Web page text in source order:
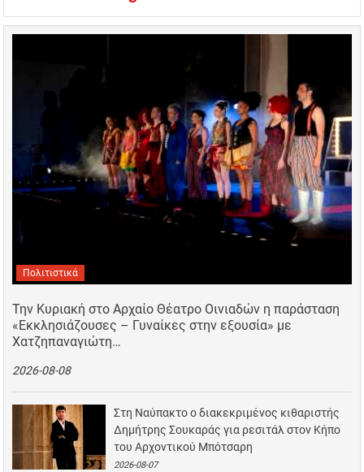
Πολιτιστικά
Την Κυριακή στο Αρχαίο Θέατρο Οινιαδών η παράσταση
«Εκκλησιάζουσες – Γυναίκες στην εξουσία» με
Χατζηπαναγιώτη…
2026-08-08
Στη Ναύπακτο ο διακεκριμένος κιθαριστής
Δημήτρης Σουκαράς για ρεσιτάλ στον Κήπο
του Αρχοντικού Μπότσαρη
2026-08-07